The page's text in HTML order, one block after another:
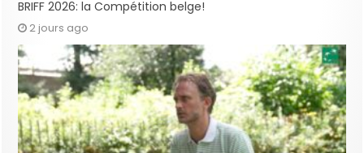
BRIFF 2026: la Compétition belge!
2 jours ago